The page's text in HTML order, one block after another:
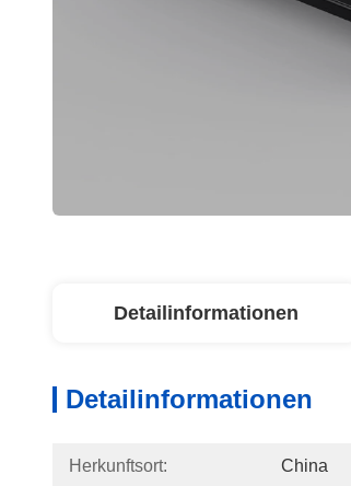
Detailinformationen
Detailinformationen
Herkunftsort: China